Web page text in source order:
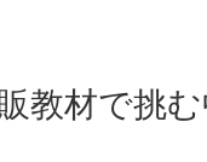
教材で挑